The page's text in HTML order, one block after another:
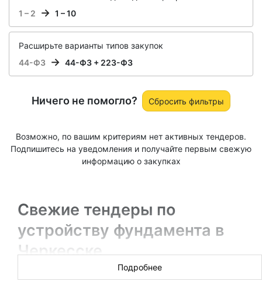
1 – 2
1 – 10
Расширьте варианты типов закупок
44-ФЗ
44-ФЗ + 223-ФЗ
Ничего не помогло? Сбросить фильтры
Возможно, по вашим критериям нет активных тендеров.
Подпишитесь на уведомления и получайте первым свежую
информацию о закупках
Свежие тендеры по
устройству фундамента в
Черкесске
Новых торгов за сегодня: ░░░░░░
Подробнее